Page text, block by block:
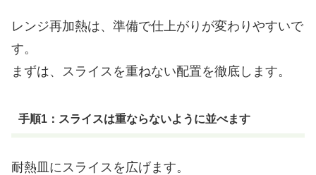
レンジ再加熱は、準備で仕上がりが変わりやすいで
す。
まずは、スライスを重ねない配置を徹底します。
手順1：スライスは重ならないように並べます
耐熱皿にスライスを広げます。